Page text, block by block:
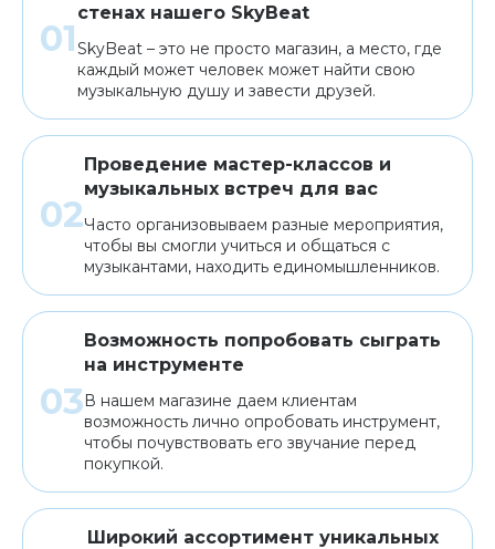
стенах нашего SkyBeat
SkyBeat – это не просто магазин, а место, где
каждый может человек может найти свою
музыкальную душу и завести друзей.
Проведение мастер-классов и
музыкальных встреч для вас
Часто организовываем разные мероприятия,
чтобы вы смогли учиться и общаться с
музыкантами, находить единомышленников.
Возможность попробовать сыграть
на инструменте
В нашем магазине даем клиентам
возможность лично опробовать инструмент,
чтобы почувствовать его звучание перед
покупкой.
Широкий ассортимент уникальных